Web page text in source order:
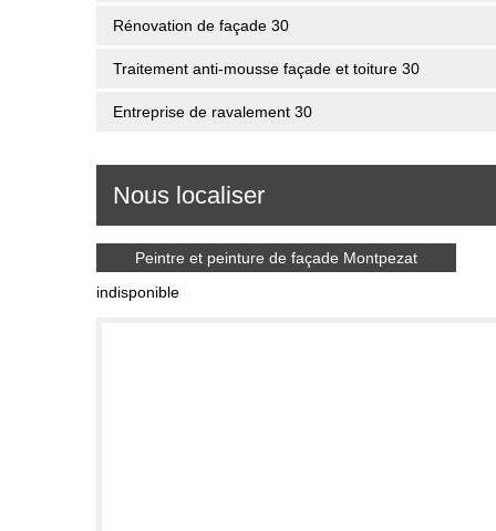
Rénovation de façade 30
Traitement anti-mousse façade et toiture 30
Entreprise de ravalement 30
Nous localiser
Peintre et peinture de façade Montpezat
indisponible